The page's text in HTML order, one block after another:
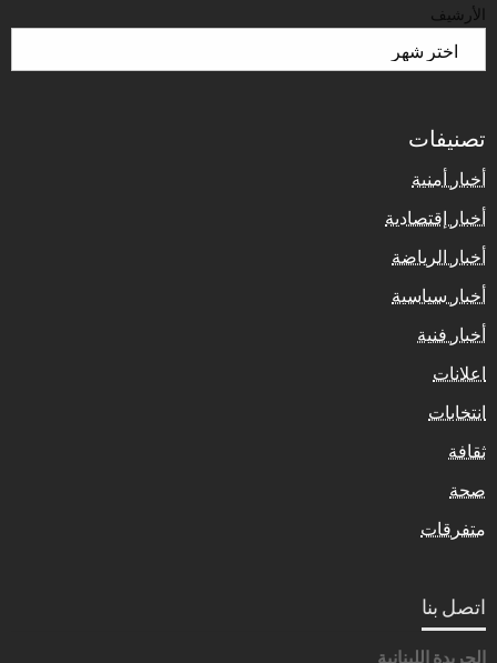
الأرشيف
تصنيفات
أخبار أمنية
أخبار إقتصادية
أخبار الرياضة
أخبار سياسية
أخبار فنية
اعلانات
انتخابات
ثقافة
صحة
متفرقات
اتصل بنا
الجريدة اللبنانية